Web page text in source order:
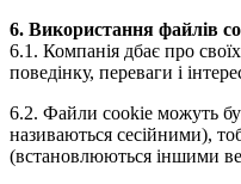
6. Використання файлів
6.1. Компанія дбає про
поведінку, переваги і
6.2. Файли cookie можуть
називаються сесійними),
(встановлюються іншими